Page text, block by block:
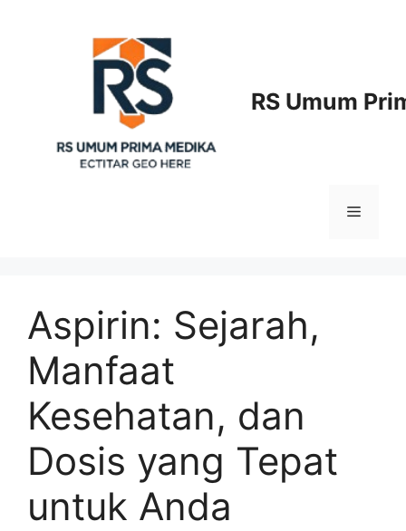
RS Umum
Menu
Aspirin: Sejarah,
Manfaat
Kesehatan, dan
Dosis yang Tepat
untuk Anda